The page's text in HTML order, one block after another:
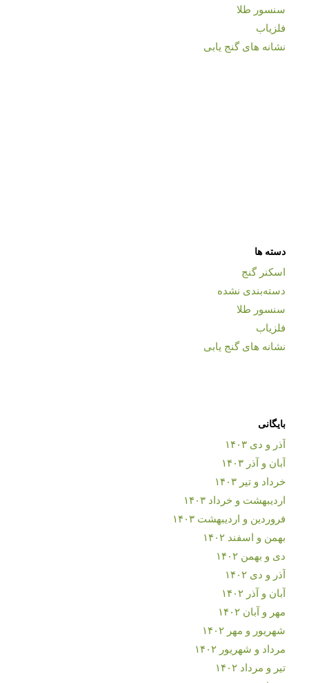
سنسور طلا
فلزیاب
نشانه های گنج یابی
دسته ها
اسکنر گنج
دسته‌بندی نشده
سنسور طلا
فلزیاب
نشانه های گنج یابی
بایگانی
آذر و دی ۱۴۰۳
آبان و آذر ۱۴۰۳
خرداد و تیر ۱۴۰۳
اردیبهشت و خرداد ۱۴۰۳
فروردین و اردیبهشت ۱۴۰۳
بهمن و اسفند ۱۴۰۲
دی و بهمن ۱۴۰۲
آذر و دی ۱۴۰۲
آبان و آذر ۱۴۰۲
مهر و آبان ۱۴۰۲
شهریور و مهر ۱۴۰۲
مرداد و شهریور ۱۴۰۲
تیر و مرداد ۱۴۰۲